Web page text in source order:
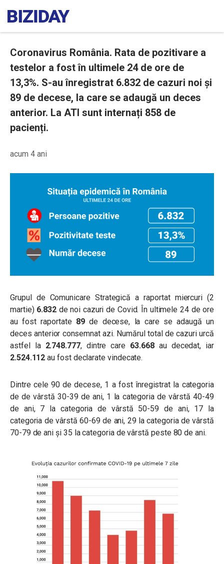
Coronavirus România. Rata de pozitivare a
testelor a fost în ultimele 24 de ore de
13,3%. S-au înregistrat 6.832 de cazuri noi și
89 de decese, la care se adaugă un deces
anterior. La ATI sunt internați 858 de
pacienți.
acum 4 ani
Grupul de Comunicare Strategică a raportat miercuri (2
martie) 6.832 de noi cazuri de Covid. În ultimele 24 de ore
au fost raportate89de decese, la care se adaugă un
deces anterior consemnat azi. Numărul total de cazuri urcă
astfel la2.748.777, dintre care 63.668 au decedat, iar
2.524.112au fost declarate vindecate.
Dintre cele 90 de decese, 1 a fost înregistrat la categoria
de de vârstă 30-39 de ani, 1 la categoria de vârstă 40-49
de ani, 7 la categoria de vârstă 50-59 de ani, 17 la
categoria de vârstă 60-69 de ani, 29 la categoria de vârstă
70-79 de ani și 35 la categoria de vârstă peste 80 de ani.